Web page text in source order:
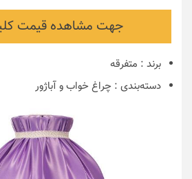
جهت مشاهده قیمت
برند : متفرقه
دسته‌بندی : چراغ خواب و آباژور